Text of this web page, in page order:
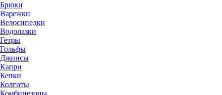
Брюки
Варежки
Велосипедки
Водолазки
Гетры
Гольфы
Джинсы
Капри
Кепки
Колготы
Комбинезоны